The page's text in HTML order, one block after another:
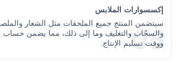
إكسسوارات الملابس
سيتضمن المنتج جميع الملحقات مثل الشعار
والسحّاب والتغليف وما إلى ذلك، مما يضمن حساب
ووقت تسليم الإنتاج.